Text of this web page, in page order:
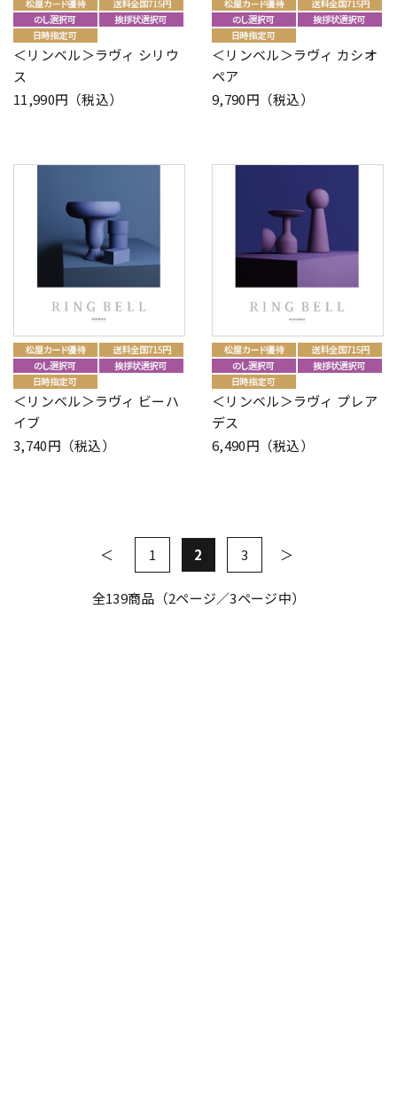
＜リンベル＞ラヴィ シリウ
ス
11,990円（税込）
＜リンベル＞ラヴィ カシオ
ペア
9,790円（税込）
＜リンベル＞ラヴィ ビーハ
イブ
3,740円（税込）
＜リンベル＞ラヴィ プレア
デス
6,490円（税込）
1 2 3
全139商品（2ページ／3ページ中）